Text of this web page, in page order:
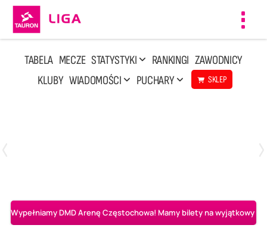
TABELA MECZE STATYSTYKI RANKINGI ZAWODNICY
KLUBY WIADOMOŚCI PUCHARY SKLEP
Wypełniamy DMD Arenę Częstochowa! Mamy bilety na wyjątkowy